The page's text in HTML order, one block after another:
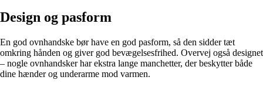
Design og pasform
En god ovnhandske bør have en god pasform, så den sidder tæt
omkring hånden og giver god bevægelsesfrihed. Overvej også designet
– nogle ovnhandsker har ekstra lange manchetter, der beskytter både
dine hænder og underarme mod varmen.